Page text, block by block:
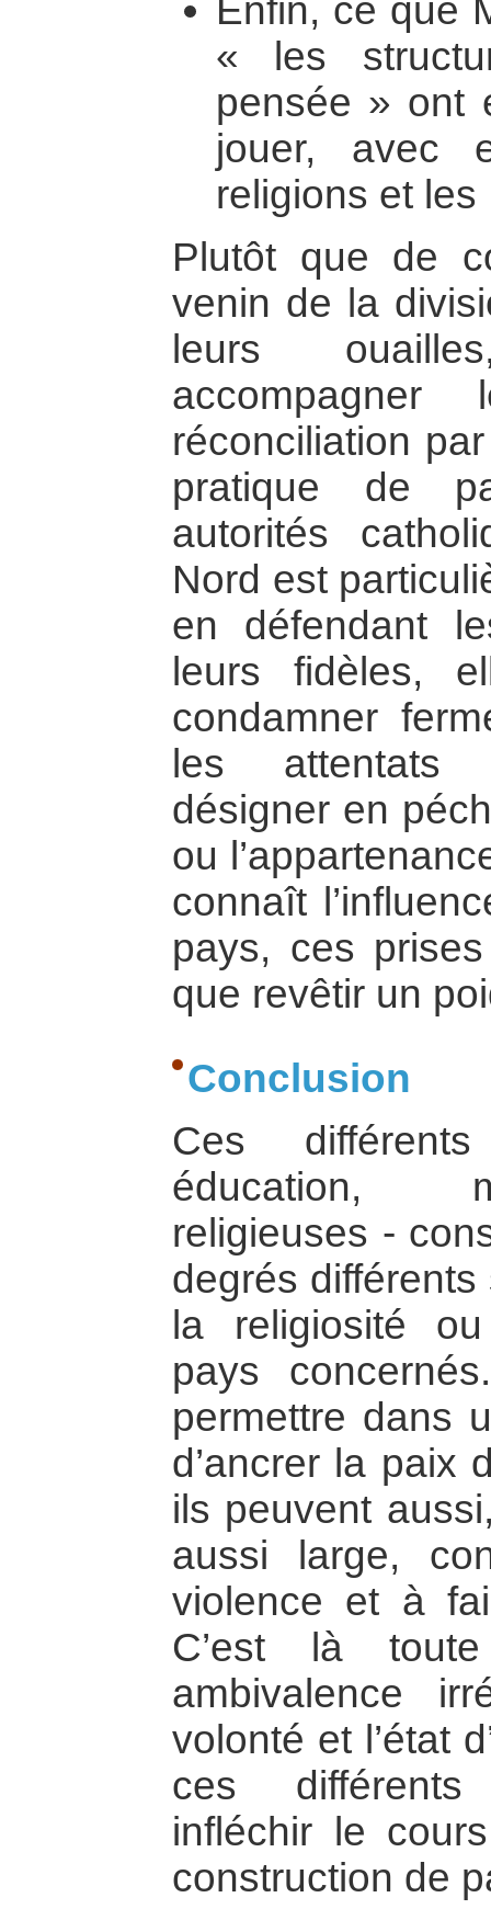
Enfin, ce que
« les
pensée » ont
jouer, avec
religions et les
Plutôt que de
venin de la
leurs
réconciliation
pratique de
autorités
Nord est
en défendant
leurs fidèles,
condamner
les attentats
désigner en
ou
connaît
pays, ces
que revêtir un
Conclusion
Ces
éducation,
religieuses -
degrés
la religiosité
pays
permettre dans
d’ancrer la paix
ils peuvent
aussi large,
violence et à
C’est là
ambivalence
volonté et l’état
ces
infléchir le
construction de